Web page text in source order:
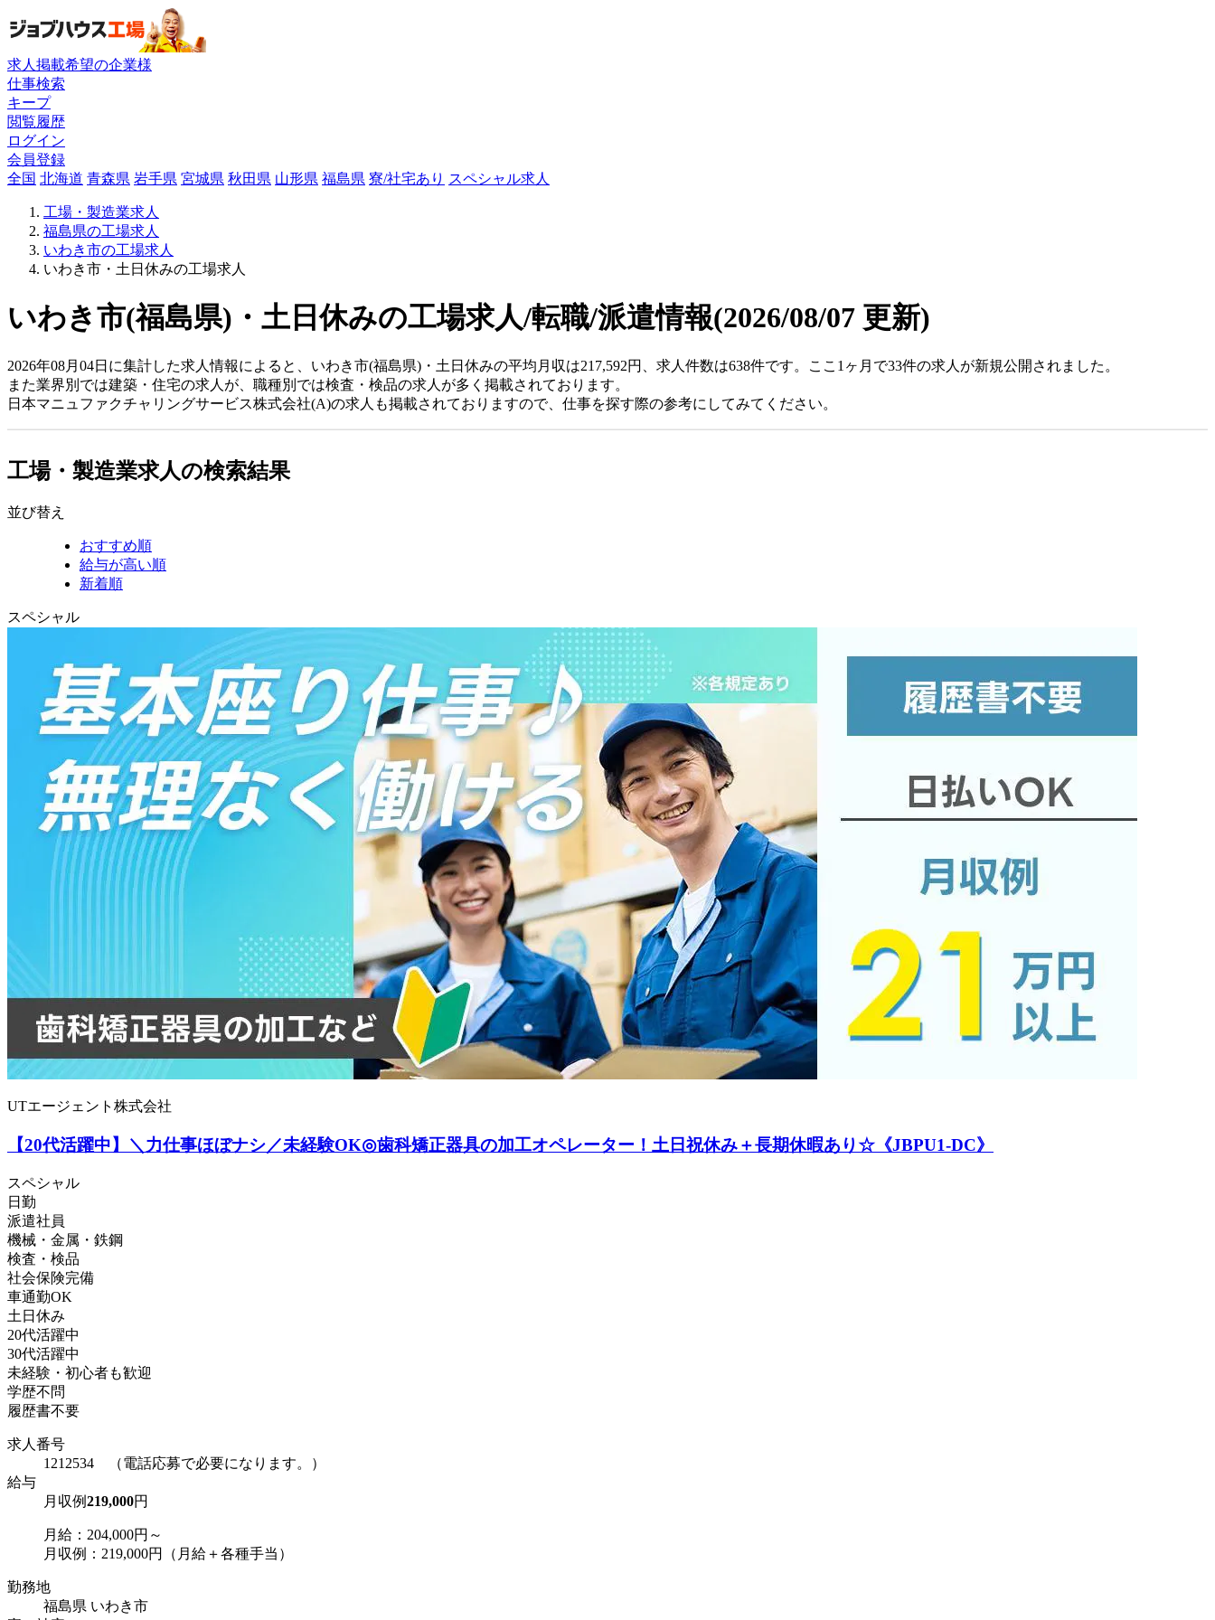
求人掲載希望の企業様
仕事検索
キープ
閲覧履歴
ログイン
会員登録
全国 北海道 青森県 岩手県 宮城県 秋田県 山形県 福島県 寮/社宅あり スペシャル求人
工場・製造業求人
福島県の工場求人
いわき市の工場求人
いわき市・土日休みの工場求人
いわき市(福島県)・土日休みの工場求人/転職/派遣情報(2026/08/07 更新)
2026年08月04日に集計した求人情報によると、いわき市(福島県)・土日休みの平均月収は217,592円、求人件数は638件です。ここ1ヶ月で33件の求人が新規公開されました。
また業界別では建築・住宅の求人が、職種別では検査・検品の求人が多く掲載されております。
日本マニュファクチャリングサービス株式会社(A)の求人も掲載されておりますので、仕事を探す際の参考にしてみてください。
工場・製造業求人の検索結果
並び替え
おすすめ順
給与が高い順
新着順
スペシャル
UTエージェント株式会社
【20代活躍中】＼力仕事ほぼナシ／未経験OK◎歯科矯正器具の加工オペレーター！土日祝休み＋長期休暇あり☆《JBPU1-DC》
スペシャル
日勤
派遣社員
機械・金属・鉄鋼
検査・検品
社会保険完備
車通勤OK
土日休み
20代活躍中
30代活躍中
未経験・初心者も歓迎
学歴不問
履歴書不要
求人番号
1212534 （電話応募で必要になります。）
給与
月収例219,000円
月給：204,000円～
月収例：219,000円（月給＋各種手当）
勤務地
福島県 いわき市